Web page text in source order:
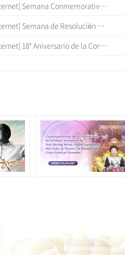
Padres Verdaderos y del 12° Aniversario del Día de la Fundación del Cheon Il Guk
al Ingreso Victorioso al Santuario Cheonwongung Cheonil
de los Padres Verdaderos a su ingreso al Palacio Cheon Jeong Gung